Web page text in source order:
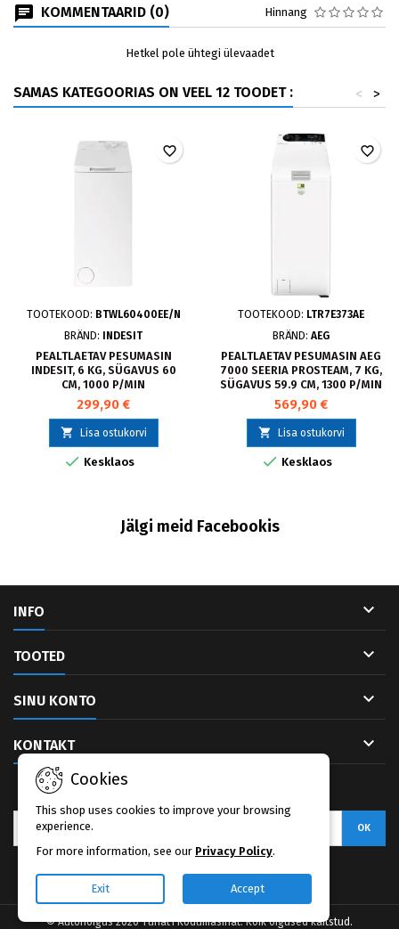
KOMMENTAARID (0) Hinnang
Hetkel pole ühtegi ülevaadet
SAMAS KATEGOORIAS ON VEEL 12 TOODET : >
<
TOOTEKOOD: BTWL60400EE/N
BRÄND:
INDESIT
PEALTLAETAV PESUMASIN
INDESIT, 6 KG, SÜGAVUS 60
CM, 1000 P/MIN
299,90 €
 Lisa ostukorvi
 Kesklaos
favorite_border
TOOTEKOOD: LTR7E373AE
BRÄND: AEG
PEALTLAETAV PESUMASIN AEG
7000 SEERIA PROSTEAM, 7 KG,
SÜGAVUS 59.9 CM, 1300 P/MIN
569,90 €
 Lisa ostukorvi
 Kesklaos
favorite_border
Jälgi meid Facebookis
INFO 
TOOTED 
SINU KONTO 
KONTAKT 
Cookies
This shop uses cookies to improve your browsing
experience.
For more information, see our Privacy Policy.
Exit Accept
Facebook
© Autoriõigus 2026 Tuhat1 Kodumasinat. Kõik õigused kaitstud.